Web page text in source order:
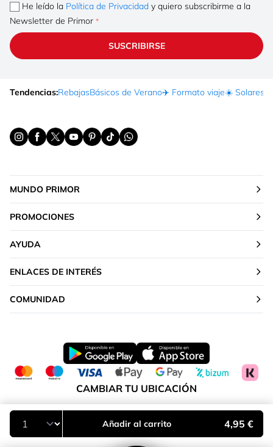
Añadir al carrito 4,95 €
He leído la Política de Privacidad y quiero subscribirme a la
Newsletter de Primor
SUSCRIBIRSE
Tendencias:RebajasBásicos de Verano✈️ Formato viaje☀️ Solares
MUNDO PRIMOR
PROMOCIONES
AYUDA
ENLACES DE INTERÉS
COMUNIDAD
CAMBIAR TU UBICACIÓN
Península y Baleares